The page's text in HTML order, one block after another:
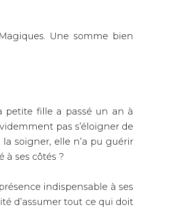
Une somme bien
petite fille a passé un an à
pas s’éloigner de
soigner, elle n’a pu guérir
à ses côtés ?
indispensable à ses
d’assumer tout ce qui doit